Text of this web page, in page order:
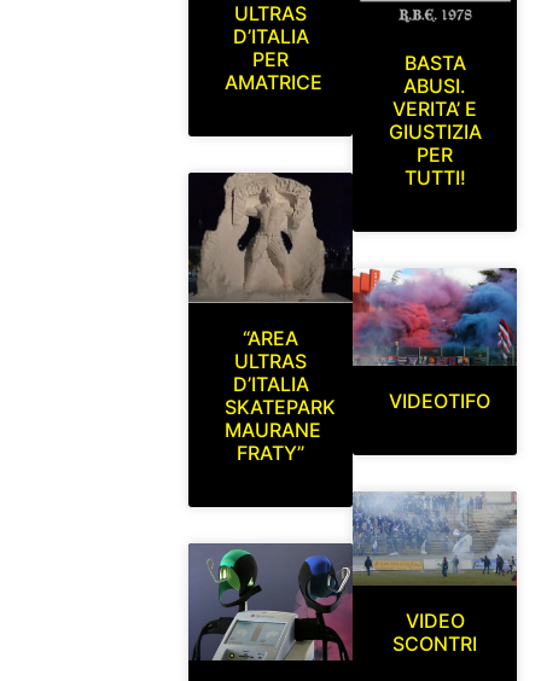
ULTRAS
D’ITALIA
PER
AMATRICE
“AREA
ULTRAS
D’ITALIA
SKATEPARK
MAURANE
FRATY”
BASTA
ABUSI.
VERITA’ E
GIUSTIZIA
PER
TUTTI!
VIDEOTIFO
VIDEO
SCONTRI